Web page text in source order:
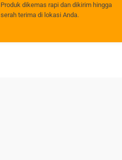
Produk dikemas rapi dan dikirim hingga
serah terima di lokasi Anda.